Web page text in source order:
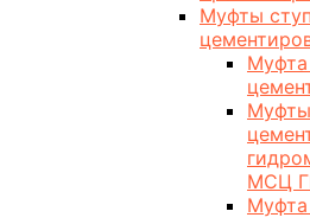
Муфты
Муфта
Муфты
МСЦ
Муфта